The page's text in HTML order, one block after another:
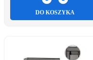
DO KOSZYKA